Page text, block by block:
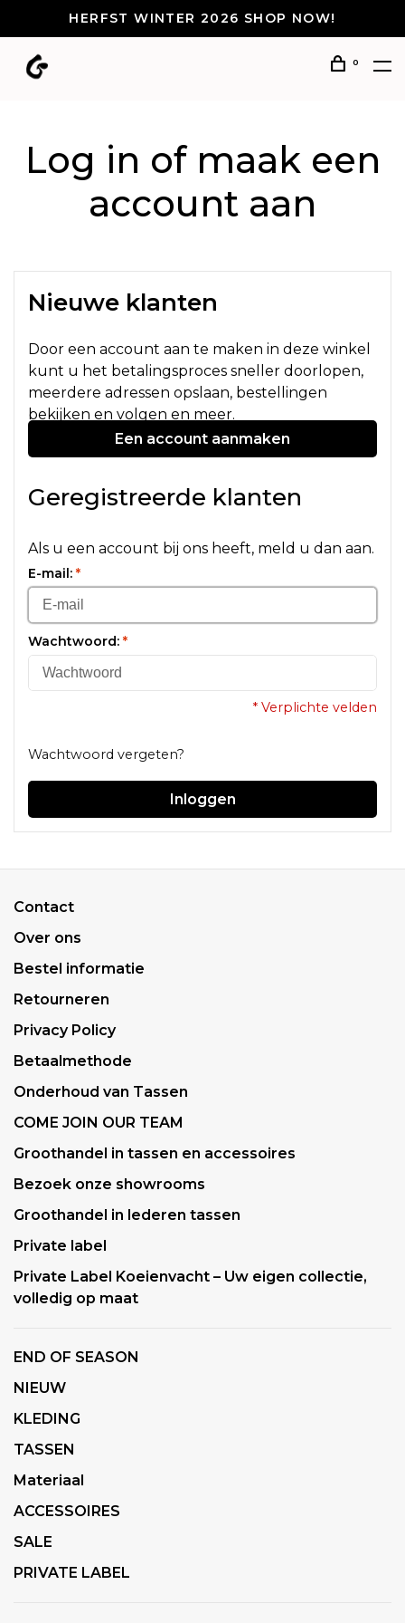
HERFST WINTER 2026 SHOP NOW!
0
Log in of maak een
account aan
Nieuwe klanten
Door een account aan te maken in deze winkel
kunt u het betalingsproces sneller doorlopen,
meerdere adressen opslaan, bestellingen
bekijken en volgen en meer.
Een account aanmaken
Geregistreerde klanten
Als u een account bij ons heeft, meld u dan aan.
E-mail: *
Wachtwoord: *
* Verplichte velden
Wachtwoord vergeten?
Inloggen
Contact
Over ons
Bestel informatie
Retourneren
Privacy Policy
Betaalmethode
Onderhoud van Tassen
COME JOIN OUR TEAM
Groothandel in tassen en accessoires
Bezoek onze showrooms
Groothandel in lederen tassen
Private label
Private Label Koeienvacht – Uw eigen collectie,
volledig op maat
END OF SEASON
NIEUW
KLEDING
TASSEN
Materiaal
ACCESSOIRES
SALE
PRIVATE LABEL